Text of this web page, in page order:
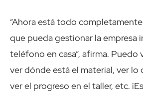
“Ahora está todo
que pueda gestionar la empresa
teléfono en casa”, afirma. Puedo
ver dónde está el material, ver lo
ver el progreso en el taller, etc.